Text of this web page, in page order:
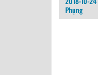
Phụng